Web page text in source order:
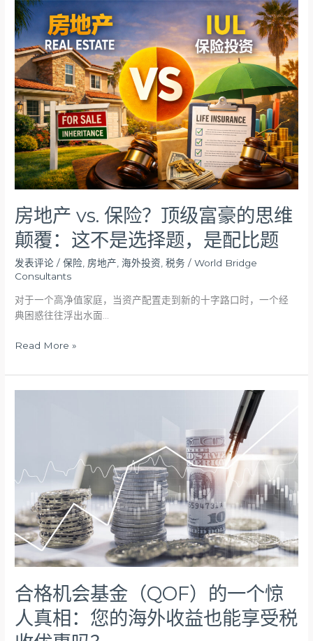
房地产 vs. 保险？顶级富豪的思维
颠覆：这不是选择题，是配比题
发表评论 /保险 房地产 ,海外投资 ,税务 /World Bridge
Consultants
对于一个高净值家庭，当资产配置走到新的十字路口时，一个经
典困惑往往浮出水面…
房
地
产
vs.
保
险？
顶
级
富
豪
的
思
维
颠
覆：
这
是
择
题，
配
题
Read More »
合格机会基金（QOF）的一个惊
人真相：您的海外收益也能享受税
金
（QOF）
一
个
人
相：
您
的